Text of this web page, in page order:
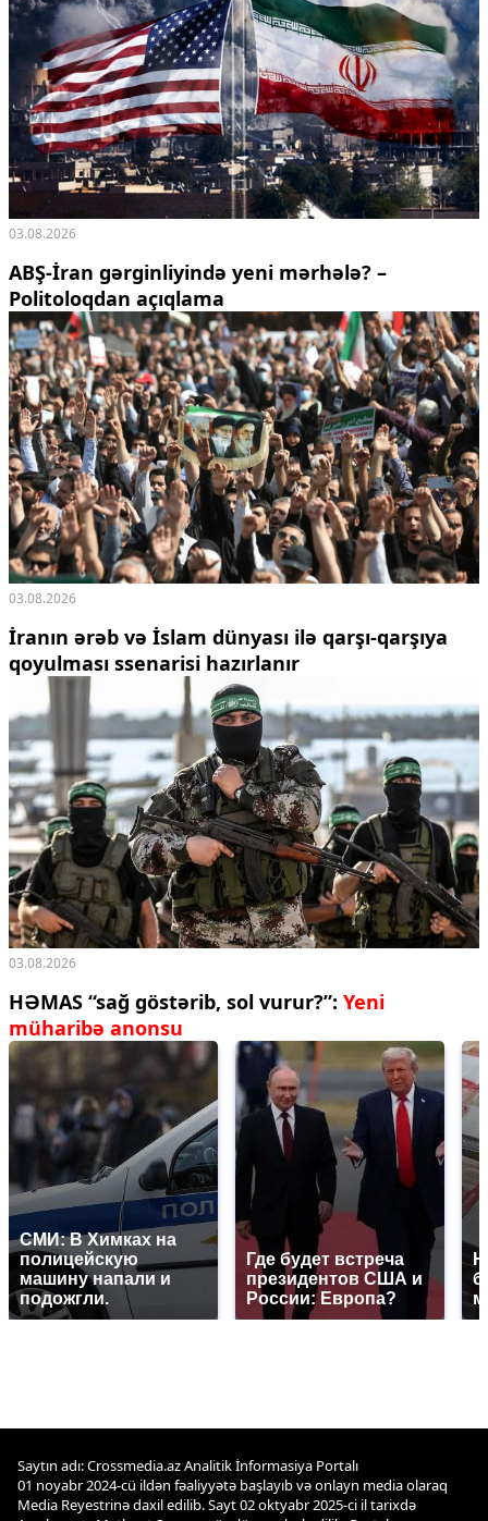
03.08.2026
ABŞ-İran gərginliyində yeni mərhələ? –
Politoloqdan açıqlama
03.08.2026
İranın ərəb və İslam dünyası ilə qarşı-qarşıya
qoyulması ssenarisi hazırlanır
03.08.2026
HƏMAS “sağ göstərib, sol vurur?”: Yeni
müharibə anonsu
СМИ: В Химках на
полицейскую
машину напали и
подожгли.
Где будет встреча
президентов США и
России: Европа?
Saytın adı: Crossmedia.az Analitik İnformasiya Portalı
01 noyabr 2024-cü ildən fəaliyyətə başlayıb və onlayn media olaraq
Media Reyestrinə daxil edilib. Sayt 02 oktyabr 2025-ci il tarixdə